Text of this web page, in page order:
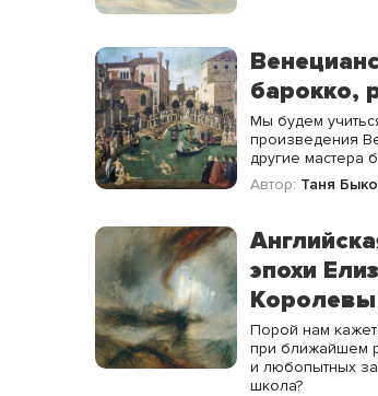
барокко,
Мы будем
произведения
другие мастера
Автор: Таня
эпохи
Порой нам
при ближайшем
и любопытных
школа?